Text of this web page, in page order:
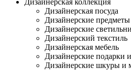
Дизайнерская коллекция
Дизайнерская посуда
Дизайнерские предметы
Дизайнерские
Дизайнерский текстиль
Дизайнерская мебель
Дизайнерские подарки
Дизайнерские шкуры и